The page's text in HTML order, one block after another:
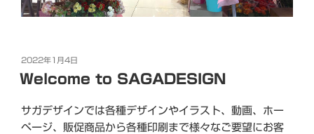
投
稿
日:
2022年1月4日
Welcome to SAGADESIGN
サガデザインでは各種デザインやイラスト、動画、ホー
ページ、販促商品から各種印刷まで様々なご要望にお客